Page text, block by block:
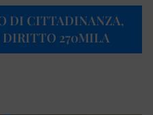
DI CITTADINANZA,
270MILA